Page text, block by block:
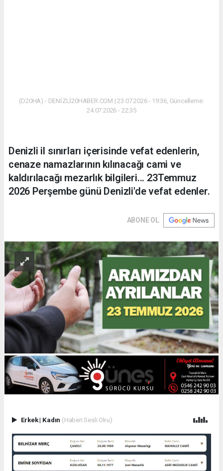
(D20HA) - DENİZLİ20HABER.COM | 23.07.2026 - 19:36, Güncelleme:
24.07.2026 - 22:35
Denizli il sınırları içerisinde vefat edenlerin,
cenaze namazlarının kılınacağı cami ve
kaldırılacağı mezarlık bilgileri... 23Temmuz
2026 Perşembe günü Denizli'de vefat edenler.
ABONE OL
Erkek| Kadın (Haberi Sesli Oku)